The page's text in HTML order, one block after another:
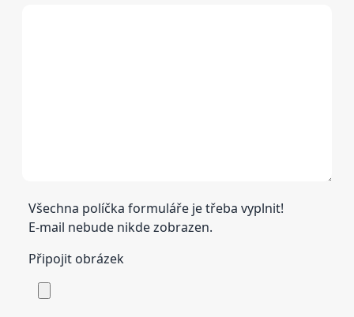
Všechna políčka formuláře je třeba vyplnit!
E-mail nebude nikde zobrazen.
Připojit obrázek